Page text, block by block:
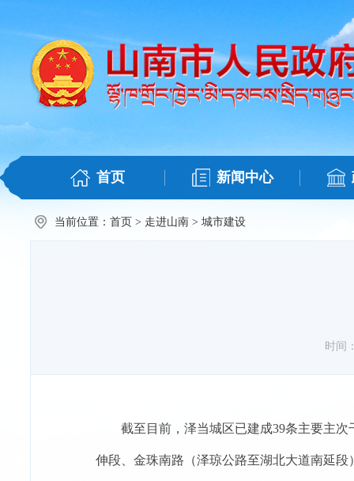
首页 新闻中心
当前位置： 首页 > 走进山南 > 城市建设
时间
截至目前，泽当城区已建成39条主要主
伸段、金珠南路（泽琼公路至湖北大道南延